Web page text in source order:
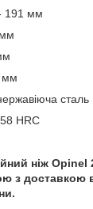
191 мм
мм
58 HRC
ніж
з доставкою